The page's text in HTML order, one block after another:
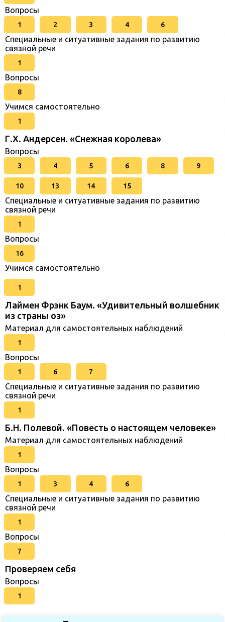
Вопросы
1 2 3 4 6
Специальные и ситуативные задания по развитию
связной речи
1
Вопросы
8
Учимся самостоятельно
1
Г.Х. Андерсен. «Снежная королева»
Вопросы
3 4 5 6 8 9
10 13 14 15
Специальные и ситуативные задания по развитию
связной речи
1
Вопросы
16
Учимся самостоятельно
1
Лаймен Фрэнк Баум. «Удивительный волшебник
из страны оз»
Материал для самостоятельных наблюдений
1
Вопросы
1 6 7
Специальные и ситуативные задания по развитию
связной речи
1
Б.Н. Полевой. «Повесть о настоящем человеке»
Материал для самостоятельных наблюдений
1
Вопросы
1 3 4 6
Специальные и ситуативные задания по развитию
связной речи
1
Вопросы
7
Проверяем себя
Вопросы
1